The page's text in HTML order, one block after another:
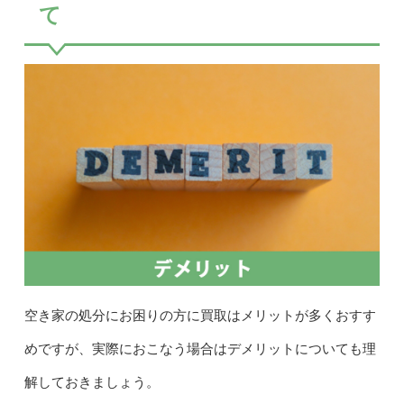
て
空き家の処分にお困りの方に買取はメリットが多くおすす
めですが、実際におこなう場合はデメリットについても理
解しておきましょう。